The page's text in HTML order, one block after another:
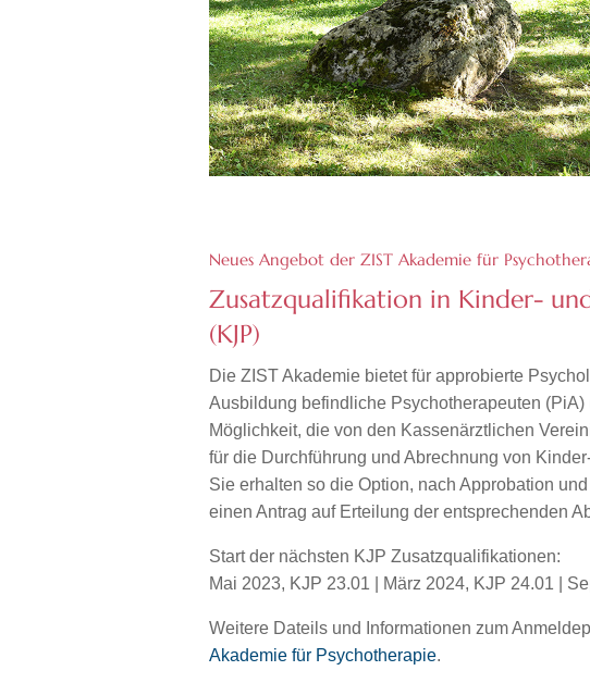
Neues Angebot der ZIST Akademie für
Zusatzqualifikation in Kinder-
(KJP)
Die ZIST Akademie bietet für approbierte
Ausbildung befindliche Psychotherapeuten
Möglichkeit, die von den Kassenärztlichen
für die Durchführung und Abrechnung von
Sie erhalten so die Option, nach Approbation
einen Antrag auf Erteilung der entsprechenden
Start der nächsten KJP Zusatzqualifikationen:
Mai 2023, KJP 23.01 | März 2024, KJP 24.01 |
Weitere Dateils und Informationen zum
Akademie für Psychotherapie.